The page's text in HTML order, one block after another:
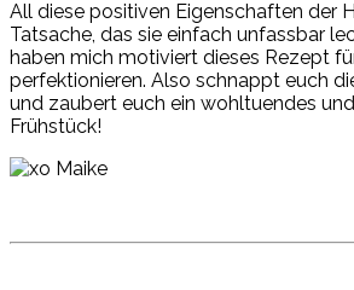
All diese positiven Eigenschaften der
Tatsache, das sie einfach unfassbar
haben mich motiviert dieses Rezept
perfektionieren. Also schnappt euch
und zaubert euch ein wohltuendes
Frühstück!